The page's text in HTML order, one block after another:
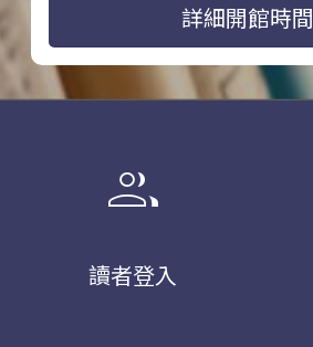
詳細開館時間
group
讀者登入